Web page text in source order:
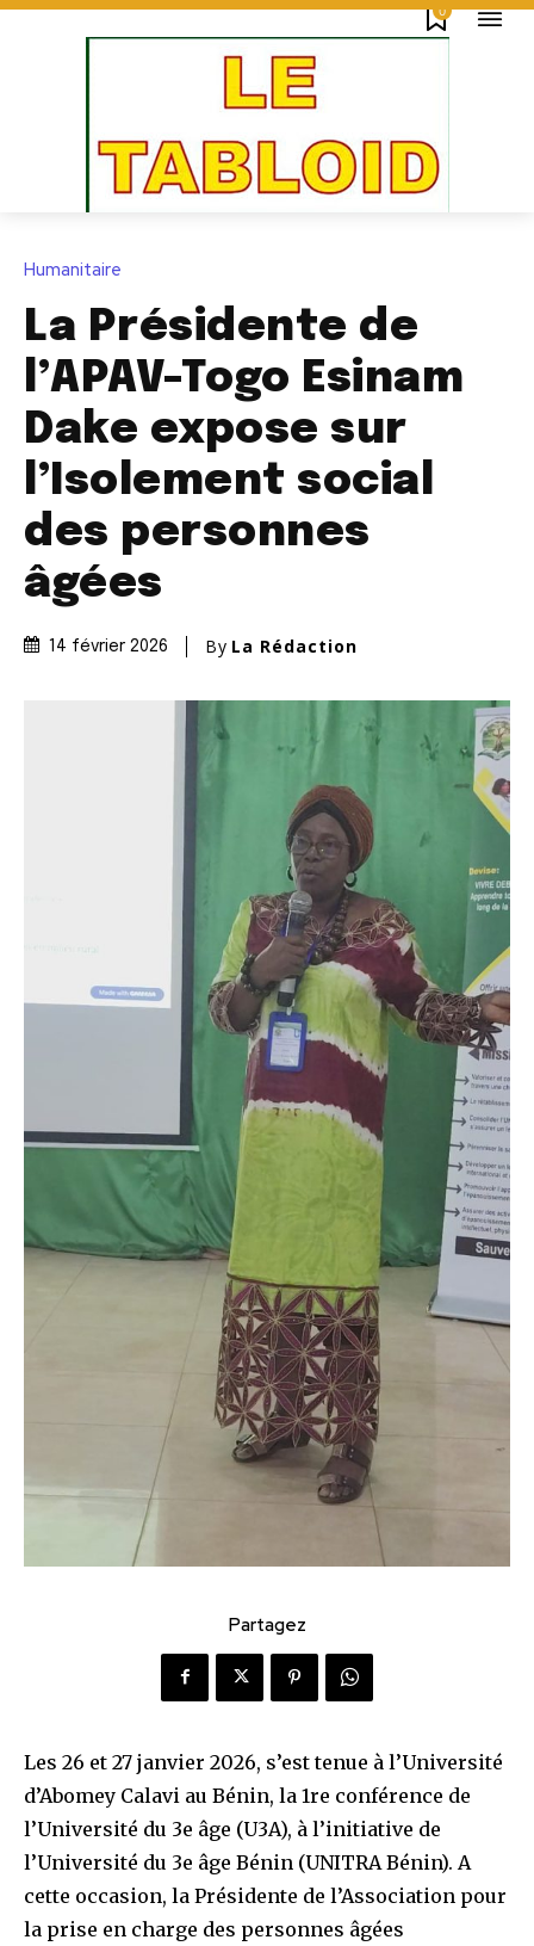
0
Humanitaire
La Présidente de
l’APAV-Togo Esinam
Dake expose sur
l’Isolement social
des personnes
âgées
14 février 2026 By La Rédaction
Partagez
Les 26 et 27 janvier 2026, s’est tenue à l’Université
d’Abomey Calavi au Bénin, la 1re conférence de
l’Université du 3e âge (U3A), à l’initiative de
l’Université du 3e âge Bénin (UNITRA Bénin). A
cette occasion, la Présidente de l’Association pour
la prise en charge des personnes âgées